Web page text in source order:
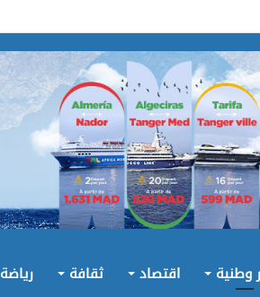
وطنية اقتصاد ثقافة رياضة